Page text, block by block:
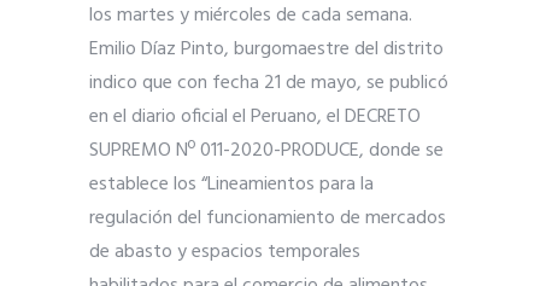
los martes y miércoles de cada semana.
Emilio Díaz Pinto, burgomaestre del distrito
indico que con fecha 21 de mayo, se publicó
en el diario oficial el Peruano, el DECRETO
SUPREMO Nº 011-2020-PRODUCE, donde se
establece los “Lineamientos para la
regulación del funcionamiento de mercados
de abasto y espacios temporales